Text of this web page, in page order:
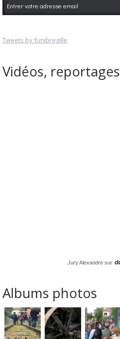
Tweets by funibregille
Vidéos, reportages
Jury Alexandre sur
Albums photos